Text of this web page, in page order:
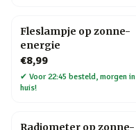
Fleslampje op zonne-
energie
€8,99
✔ Voor 22:45 besteld, morgen in
huis!
Radiometer op zonne-